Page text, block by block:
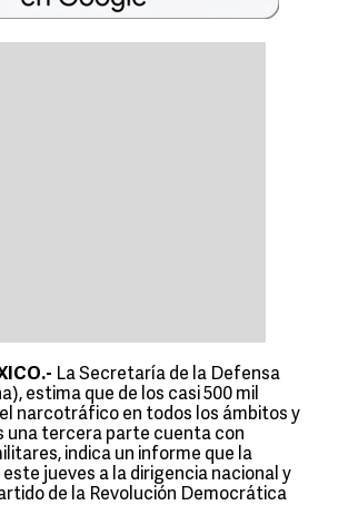
La Secretaría de la Defensa
estima que de los casi 500 mil
narcotráfico en todos los ámbitos y
una tercera parte cuenta con
indica un informe que la
jueves a la dirigencia nacional y
de la Revolución Democrática